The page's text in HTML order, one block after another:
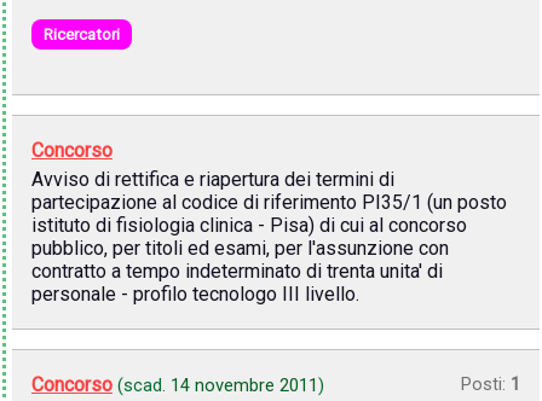
Ricercatori
Concorso
Avviso di rettifica e riapertura dei termini di
partecipazione al codice di riferimento PI35/1 (un posto
istituto di fisiologia clinica - Pisa) di cui al concorso
pubblico, per titoli ed esami, per l'assunzione con
contratto a tempo indeterminato di trenta unita' di
personale - profilo tecnologo III livello.
Concorso (scad. 14 novembre 2011) Posti: 1